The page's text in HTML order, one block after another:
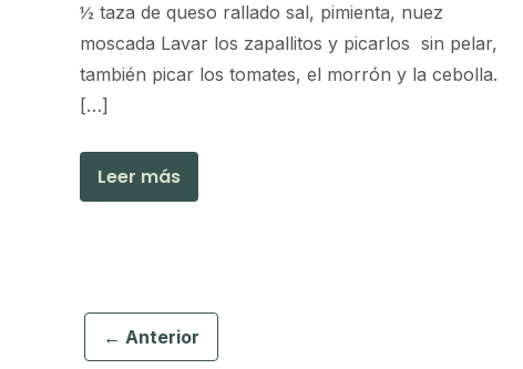
½ taza de queso rallado sal, pimienta, nuez
moscada Lavar los zapallitos y picarlos sin pelar,
también picar los tomates, el morrón y la cebolla.
[…]
Leer más
← Anterior